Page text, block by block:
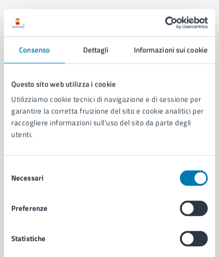
Consenso Dettagli Informazioni sui cookie
Questo sito web utilizza i cookie
Utilizziamo cookie tecnici di navigazione e di sessione per
garantire la corretta fruizione del sito e cookie analitici per
raccogliere informazioni sull'uso del sito da parte degli
utenti.
delNecessari
Preferenze
Statistiche
Comune di Napoli
AMMINISTRAZIONE
Aree amministrative
Organi di governo
Municipalità
Uffici
Documenti e dati
Ambiente